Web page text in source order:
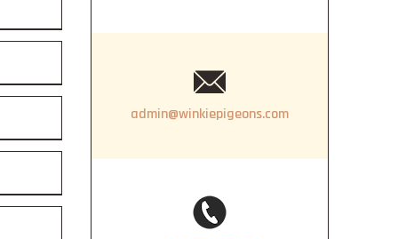
admin@winkiepigeons.com